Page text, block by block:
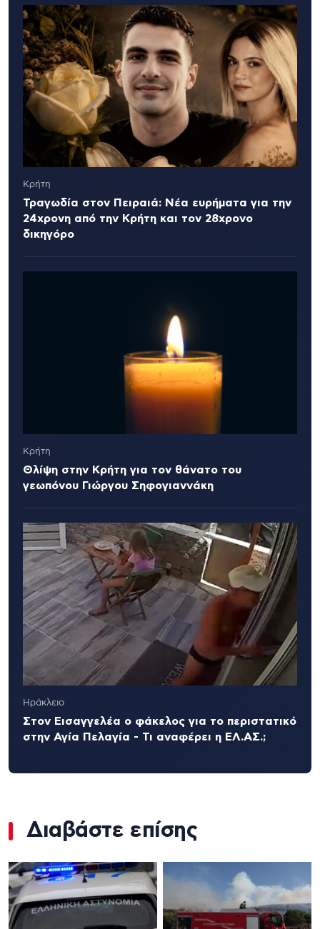
Κρήτη
Τραγωδία στον Πειραιά: Νέα ευρήματα για την
24χρονη από την Κρήτη και τον 28χρονο
δικηγόρο
Κρήτη
Θλίψη στην Κρήτη για τον θάνατο του
γεωπόνου Γιώργου Σηφογιαννάκη
Ηράκλειο
Στον Εισαγγελέα ο φάκελος για το περιστατικό
στην Αγία Πελαγία - Τι αναφέρει η ΕΛ.ΑΣ.;
Διαβάστε επίσης